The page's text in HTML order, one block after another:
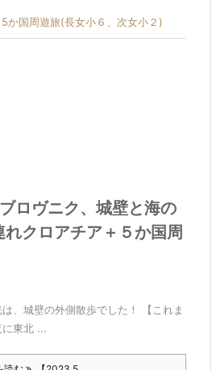
か国周遊旅(長女小６、次女小２)
ロヴニク、城壁と海の
クロアチア＋５か国周
、城壁の外側散歩でした！ 【これま
東北 ...